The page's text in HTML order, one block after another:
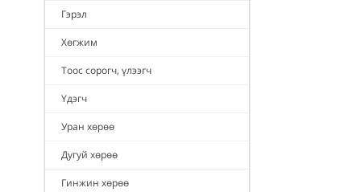
Гэрэл
Хөгжим
Тоос сорогч, үлээгч
Үдэгч
Уран хөрөө
Дугуй хөрөө
Гинжин хөрөө